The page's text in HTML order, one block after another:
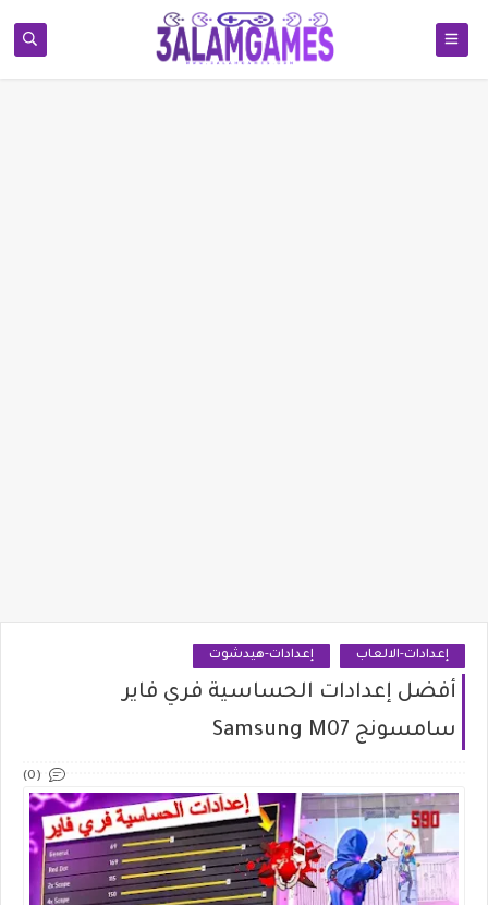
إعدادات-الالعاب إعدادات-هيدشوت
أفضل إعدادات الحساسية فري فاير
سامسونج Samsung M07
(0)